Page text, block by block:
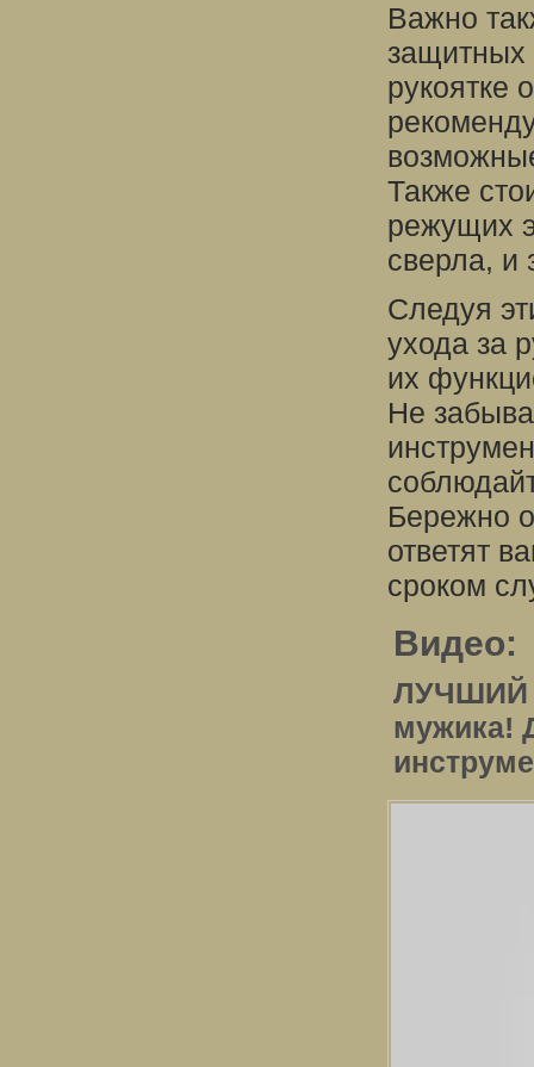
Важно
защитных
рукоятке
Также
режущих
сверла, и
Следуя
ухода за
их
Не
Бережно
ответят
сроком
Видео:
ЛУЧШИЙ
мужика!